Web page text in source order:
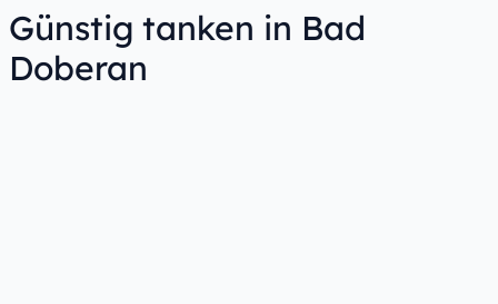
Günstig tanken in Bad
Doberan